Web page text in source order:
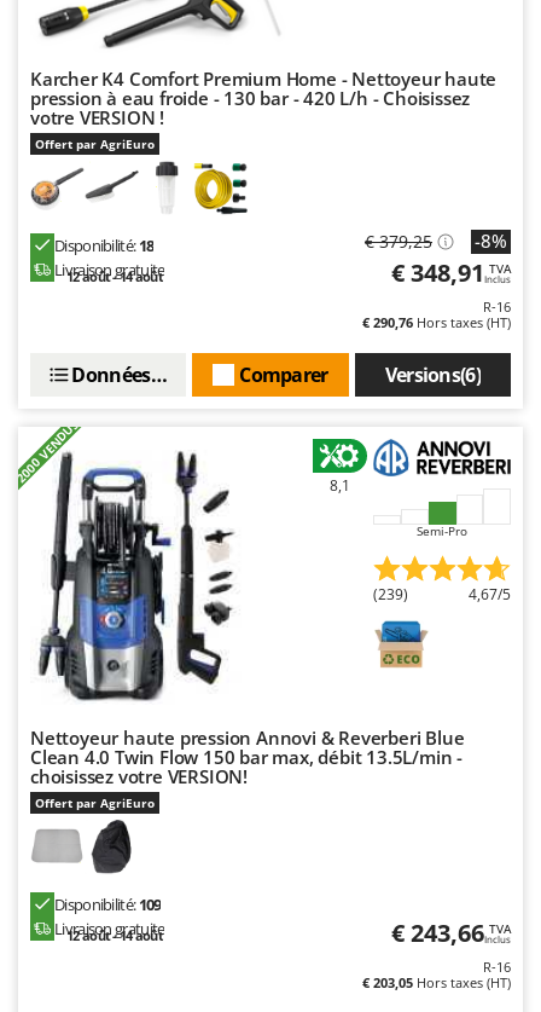
Karcher K4 Comfort Premium Home - Nettoyeur haute
pression à eau froide - 130 bar - 420 L/h - Choisissez
votre VERSION !
Offert par AgriEuro
Disponibilité:18
Livraison gratuite
12 août - 14 août
€ 379,25 -8%
€ 348,91 TVA
Inclus
R-16
€ 290,76 Hors taxes (HT)
Versions(6)
Comparer
Données techniques
+2000 VENDUS 8,1
Semi-Pro
(239) 4,67/5
Nettoyeur haute pression Annovi & Reverberi Blue
Clean 4.0 Twin Flow 150 bar max, débit 13.5L/min -
choisissez votre VERSION!
Offert par AgriEuro
Disponibilité:109
Livraison gratuite
12 août - 14 août € 243,66 TVA
Inclus
R-16
€ 203,05 Hors taxes (HT)